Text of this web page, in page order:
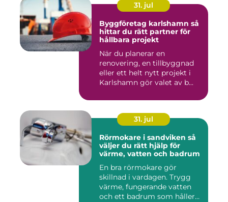
31. jul
Byggföretag karlshamn så
hittar du rätt partner för
hållbara projekt
När du planerar en
renovering, en tillbyggnad
eller ett helt nytt projekt i
Karlshamn gör valet av b...
31. jul
Rörmokare i sandviken så
väljer du rätt hjälp för
värme, vatten och badrum
En bra rörmokare gör
skillnad i vardagen. Trygg
värme, fungerande vatten
och ett badrum som håller